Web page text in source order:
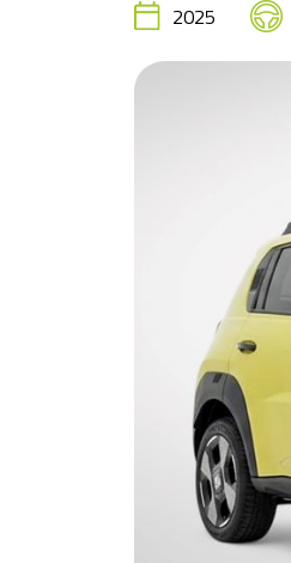
2025